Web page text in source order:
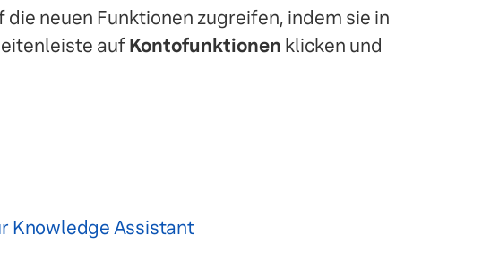
neuen Funktionen zugreifen, indem sie in
aufKontofunktionen klicken und
Knowledge Assistant